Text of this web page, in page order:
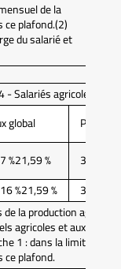
de la
plafond.(2)
du salarié et
Salariés agricoles (1)
global
Part
%21,59 %
3,93
%21,59 %
3,86
la production
agricoles et aux
1 : dans la limite du
ce plafond.